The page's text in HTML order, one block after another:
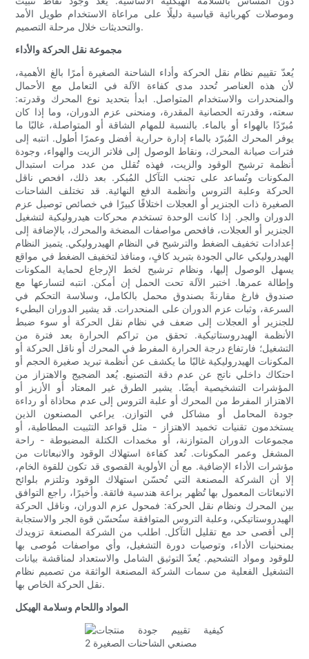
وموصلات كهربائية قياسية دليلًا على مراعاة الاستخدام طويل الأمد
والتحديثات خلال مرحلة التصميم.
مجموعة نقل الحركة والأداء
يُعدّ تقييم نظام نقل الحركة وأداء الشاحنة الصغيرة أمرًا بالغ الأهمية،
لأن هذه العناصر تُحدد مدى كفاءة الآلة في التعامل مع الأحمال
والمنحدرات والاستخدام المتواصل. ابدأ بتحديد نوع المحرك وقدرته:
سعته، وقدرته الحصانية المقدرة، ومنحنى عزم الدوران، وما إذا كان
مُبرّدًا بالهواء أو بالماء. بالنسبة للمهام الشاقة أو المتواصلة، غالبًا ما
يوفر المحرك المُبرّد بالماء إدارة حرارية أفضل وعمرًا أطول. انتبه إلى
فترات صيانة المحرك، ونقاط الوصول إلى فلاتر الزيت والهواء، وجودة
أنظمة ترشيح الوقود والزيت، فهذه تُقلل من عدد مرات استبدال
المكونات وتُساعد على تجنب التآكل المُبكر. بعد ذلك، افحص ناقل
الحركة وعلبة التروس وأنظمة الدفع النهائية. قد تختلف الشاحنات
الصغيرة ذات الجنزير أو العجلات اختلافًا كبيرًا في خصائص توصيل عزم
الدوران والجر. إذا كانت الوحدة تستخدم محركات هيدروليكية لتشغيل
الجنزير أو العجلات، فافحص مواصفات المضخة والمحرك، بالإضافة إلى
إعدادات تخفيف الضغط والترشيح في النظام الهيدروليكي. يتميز النظام
الهيدروليكي عالي الجودة بتبريد كافٍ، ومنافذ لتخفيف الضغط في مواقع
يسهل الوصول إليها، ونظام ترشيح لخط الإرجاع لحماية المكونات
وإطالة عمرها. اختبر الآلة تحت الحمل إن أمكن. انتبه لتسارعها مع
صندوق فارغ مقارنةً بصندوق محمل بالكامل، وسلاسة التحكم في
السرعة، وثبات عزم الدوران على المنحدرات. قد يشير الدوران البطيء
للجنزير أو العجلات إلى ضعف في نظام نقل الحركة أو سوء ضبط
الأنظمة الهيدروستاتيكية. تحقق من تراكم الحرارة بعد فترة من
التشغيل؛ فارتفاع درجة الحرارة المفرط في المحرك أو ناقل الحركة أو
المكونات الهيدروليكية غالبًا ما يكشف عن أنظمة تبريد صغيرة الحجم أو
احتكاك داخلي ناتج عن عدم دقة التصنيع. يُعد الضجيج والاهتزاز من
المؤشرات التشخيصية أيضًا. يشير الطرق غير المعتاد أو الأزيز أو
الاهتزاز المفرط من المحرك أو علبة التروس إلى عدم محاذاة أو رداءة
جودة المحامل أو مشاكل في التوازن. يراعي المصنعون الذين
يستخدمون تقنيات تخميد الاهتزاز - مثل قواعد التثبيت المطاطية، أو
مجموعات الدوران المتوازنة، أو مخمدات الكتلة المضبوطة - راحة
المشغل وعمر المكونات. تُعد كفاءة استهلاك الوقود والانبعاثات من
مؤشرات الأداء الإضافية. مع أن الأولوية القصوى قد تكون للقوة الخام،
إلا أن الشركة المصنعة التي تُحسّن استهلاك الوقود وتلتزم بلوائح
الانبعاثات المعمول بها تُظهر براعة هندسية فائقة. وأخيرًا، راجع التوافق
بين المحرك ونظام نقل الحركة: فمحول عزم الدوران، وناقل الحركة
الهيدروستاتيكي، وعلبة التروس المتوافقة ستُحسّن قوة الجر والاستجابة
إلى أقصى حد مع تقليل التآكل. اطلب من الشركة المصنعة تزويدك
بمنحنيات الأداء، وتوصيات دورة التشغيل، وأي مواصفات مُوصى بها
للوقود ومواد التشحيم. يُعدّ التوثيق الشامل والاستعداد لمناقشة بيانات
التشغيل الفعلية من سمات الشركة المصنعة الواثقة من تصميم نظام
نقل الحركة الخاص بها.
المواد واللحام وسلامة الهيكل